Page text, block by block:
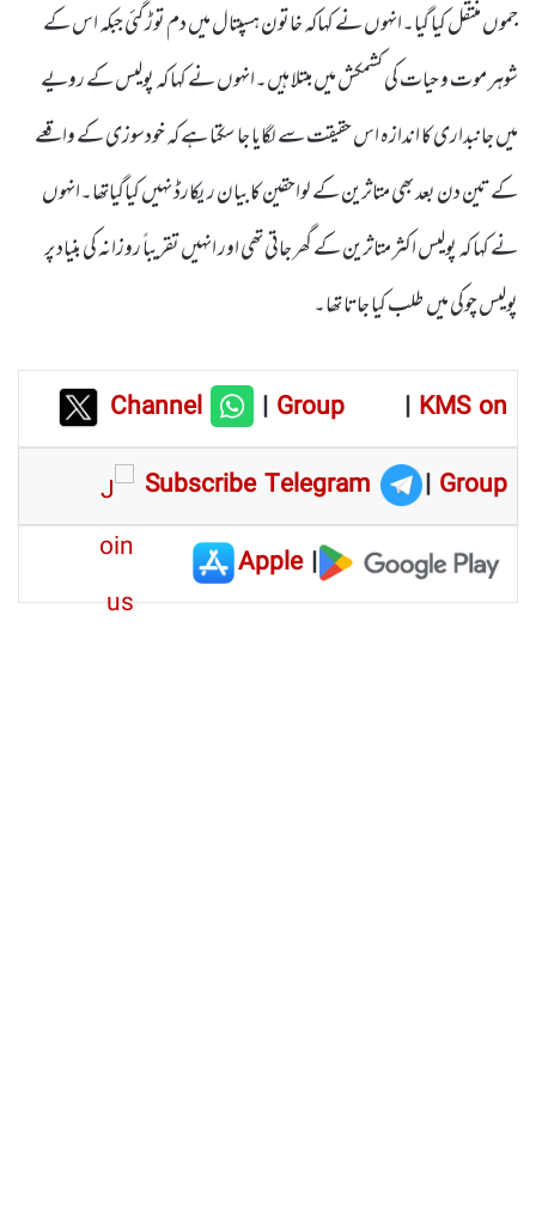
جموں منتقل کیا گیا۔انہوں نے کہاکہ خاتون ہسپتال میں دم توڑ گئی جبکہ اس کے
شوہر موت و حیات کی کشمکش میں مبتلا ہیں۔انہوں نے کہا کہ پولیس کے رویے
میں جانبداری کا اندازہ اس حقیقت سے لگایا جا سکتا ہے کہ خودسوزی کے واقعے
کے تین دن بعد بھی متاثرین کے لواحقین کا بیان ریکارڈ نہیں کیاگیاتھا۔انہوں
نے کہا کہ پولیس اکثر متاثرین کے گھر جاتی تھی اور انہیں تقریباً روزانہ کی بنیاد پر
پولیس چوکی میں طلب کیا جاتا تھا۔
Channel |Group | KMS on
Subscribe Telegram
| Group
|
Apple